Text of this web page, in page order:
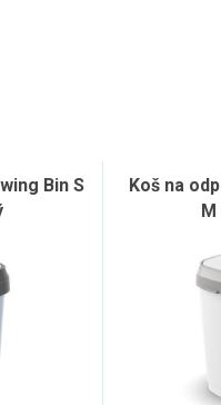
Bin S
Koš na
M